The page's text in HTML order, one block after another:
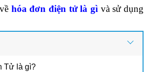
hóa đơn điện tử là gì và sử dụng
Tử là gì?